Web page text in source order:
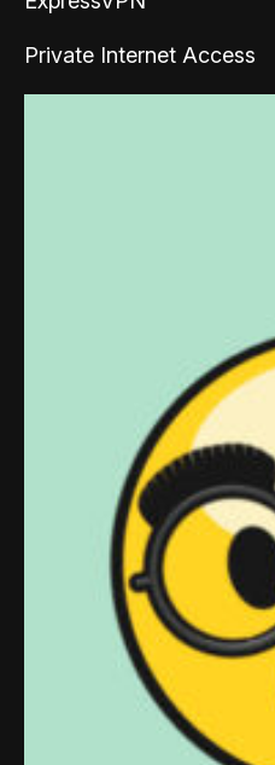
Private Internet Access